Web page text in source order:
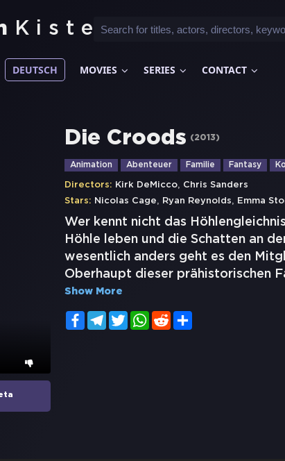
Kiste
DEUTSCH MOVIES SERIES CONTACT
Die Croods (2013)
Animation Abenteuer Familie Fantasy
Directors: Kirk DeMicco, Chris Sanders
Stars: Nicolas Cage, Ryan Reynolds, Emma
Wer kennt nicht das
Höhle leben und die Schatten an
wesentlich anders geht es den
Oberhaupt dieser prähistorischen
Show More
FacebookTelegramTwitterWhatsApp
Reddit